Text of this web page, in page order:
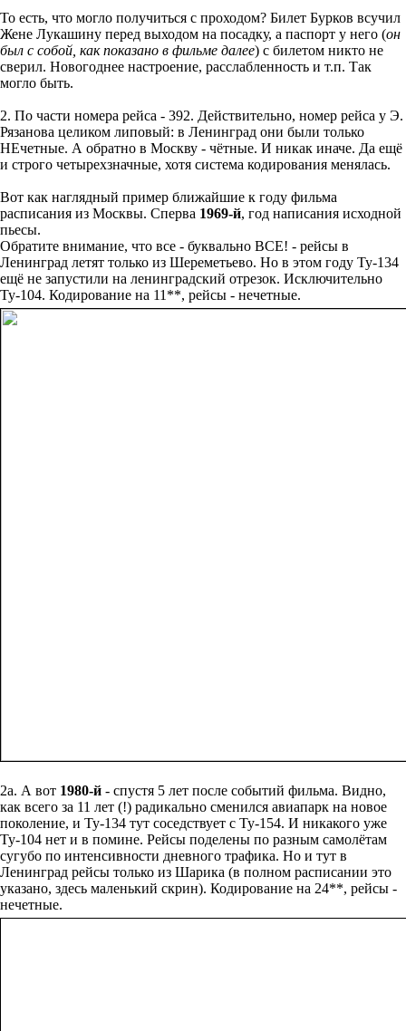
То есть, что могло получиться с проходом? Билет Бурков всучил
Жене Лукашину перед выходом на посадку, а паспорт у него (он
был с собой, как показано в фильме далее) с билетом никто не
сверил. Новогоднее настроение, расслабленность и т.п. Так
могло быть.
2. По части номера рейса - 392. Действительно, номер рейса у Э.
Рязанова целиком липовый: в Ленинград они были только
НЕчетные. А обратно в Москву - чётные. И никак иначе. Да ещё
и строго четырехзначные, хотя система кодирования менялась.
Вот как наглядный пример ближайшие к году фильма
расписания из Москвы. Сперва 1969-й, год написания исходной
пьесы.
Обратите внимание, что все - буквально ВСЕ! - рейсы в
Ленинград летят только из Шереметьево. Но в этом году Ту-134
ещё не запустили на ленинградский отрезок. Исключительно
Ту-104. Кодирование на 11**, рейсы - нечетные.
2а. А вот 1980-й - спустя 5 лет после событий фильма. Видно,
как всего за 11 лет (!) радикально сменился авиапарк на новое
поколение, и Ту-134 тут соседствует с Ту-154. И никакого уже
Ту-104 нет и в помине. Рейсы поделены по разным самолётам
сугубо по интенсивности дневного трафика. Но и тут в
Ленинград рейсы только из Шарика (в полном расписании это
указано, здесь маленький скрин). Кодирование на 24**, рейсы -
нечетные.